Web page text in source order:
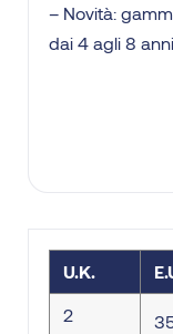
– Novità:
dai 4 agli 8 anni
U.K.
2